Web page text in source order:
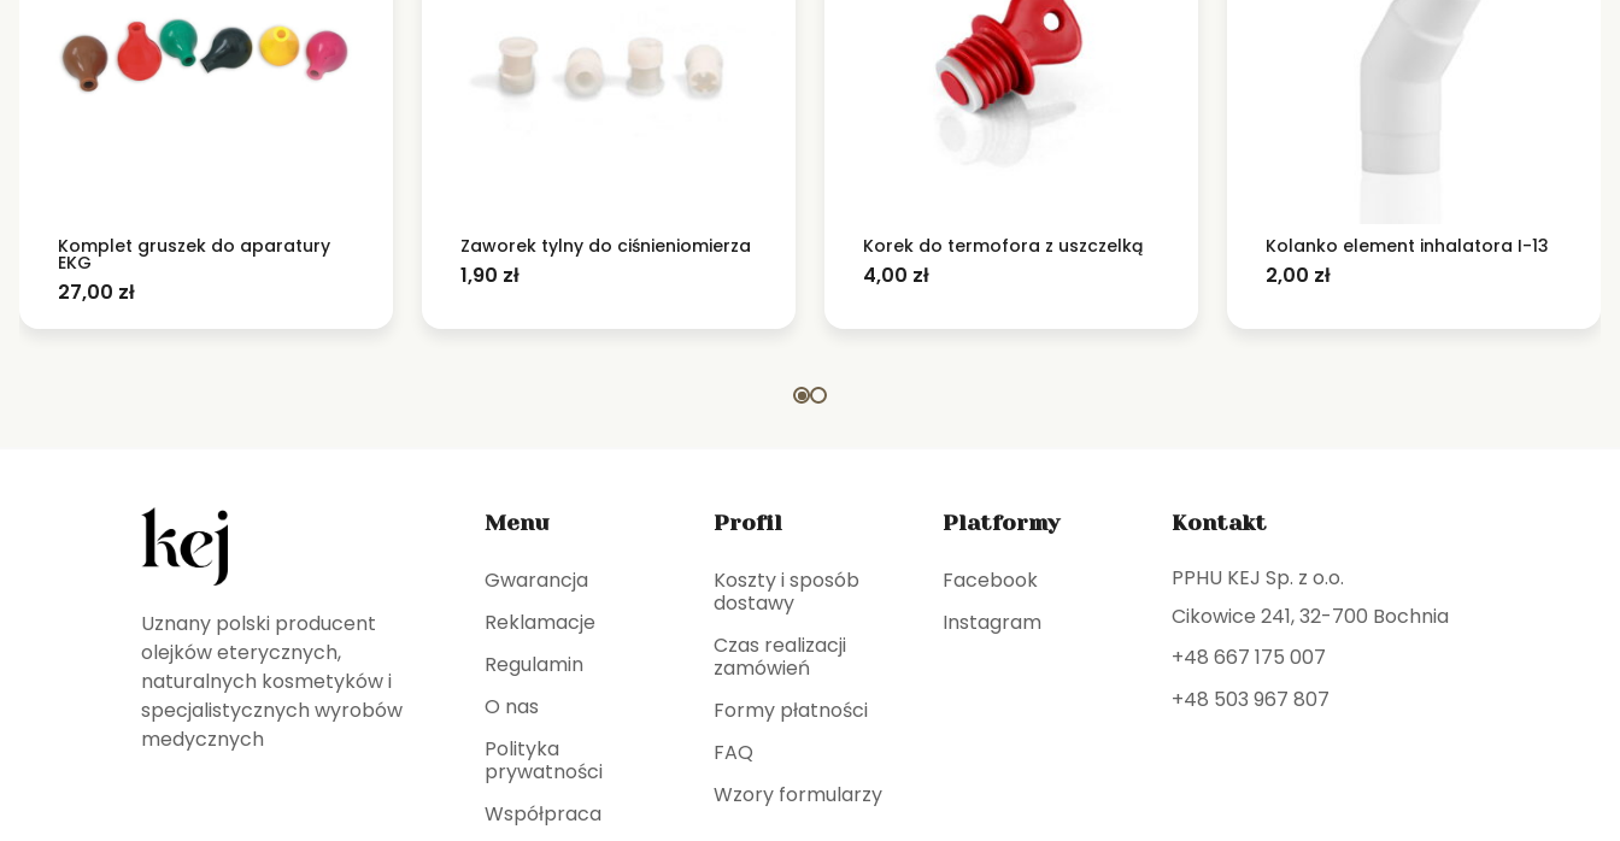
Komplet gruszek do aparatury
EKG
27,00 zł
Zaworek tylny do ciśnieniomierza
1,90 zł
Korek do termofora z uszczelką
4,00 zł
Kolanko element inhalatora I-13
2,00 zł
Uznany polski producent
olejków eterycznych,
naturalnych kosmetyków i
specjalistycznych wyrobów
medycznych
Menu
Gwarancja
Reklamacje
Regulamin
O nas
Polityka
prywatności
Współpraca
Profil
Koszty i sposób
dostawy
Czas realizacji
zamówień
Formy płatności
FAQ
Wzory formularzy
Platformy
Facebook
Instagram
Kontakt
PPHU KEJ Sp. z o.o.
Cikowice 241, 32-700 Bochnia
+48 667 175 007
+48 503 967 807